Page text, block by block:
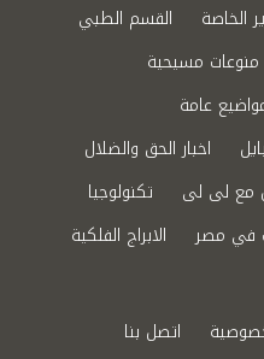
الخاصة
القسم الطبي
منوعات مسيحية
عامة
اخبار الحق والضلال
مع لى لى
تكنولوجيا
في مصر
الابراج الفلكية
اتصل بنا